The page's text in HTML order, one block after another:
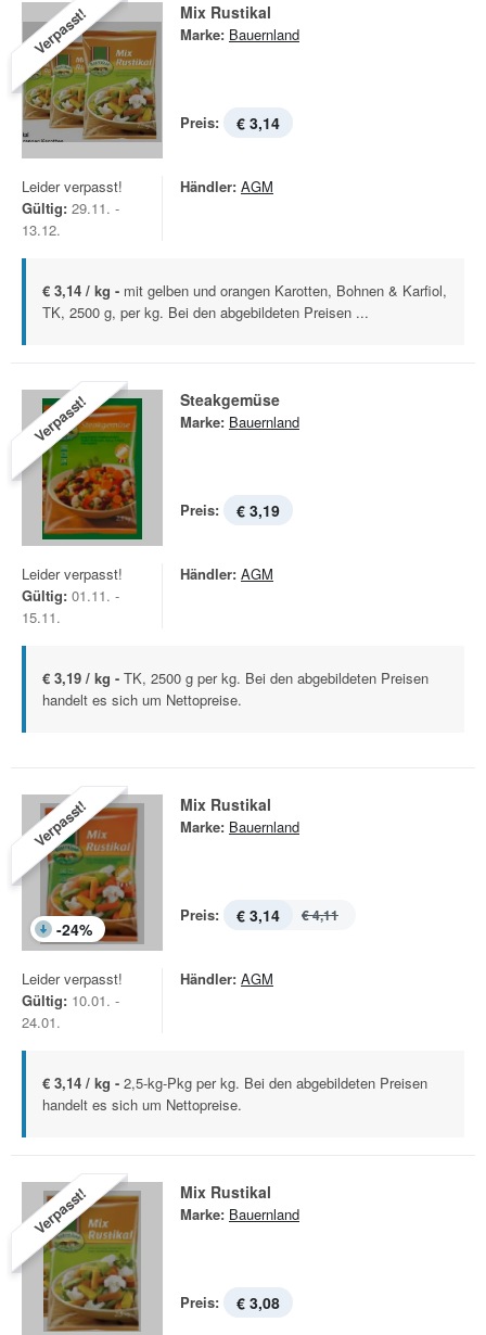
Verpasst! Mix Rustikal
Marke: Bauernland
Preis: € 3,14
Leider verpasst!
Gültig: 29.11. -
13.12.
Händler: AGM
€ 3,14 / kg - mit gelben und orangen Karotten, Bohnen & Karfiol,
TK, 2500 g, per kg. Bei den abgebildeten Preisen ...
Verpasst! Steakgemüse
Marke: Bauernland
Preis: € 3,19
Leider verpasst!
Gültig: 01.11. -
15.11.
Händler: AGM
€ 3,19 / kg - TK, 2500 g per kg. Bei den abgebildeten Preisen
handelt es sich um Nettopreise.
Verpasst!
-24%
Mix Rustikal
Marke: Bauernland
Preis: € 3,14 € 4,11
Leider verpasst!
Gültig: 10.01. -
24.01.
Händler: AGM
€ 3,14 / kg - 2,5-kg-Pkg per kg. Bei den abgebildeten Preisen
handelt es sich um Nettopreise.
Verpasst! Mix Rustikal
Marke: Bauernland
Preis: € 3,08